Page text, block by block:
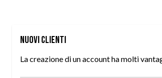
Nuovi Clienti
La creazione di un account ha molti